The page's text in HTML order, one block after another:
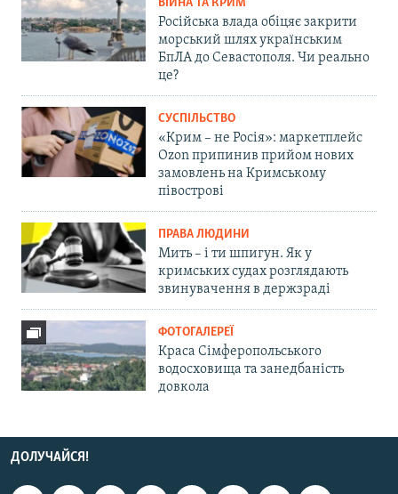
ВІЙНА ТА КРИМ
Російська влада обіцяє закрити
морський шлях українським
БпЛА до Севастополя. Чи реально
це?
СУСПІЛЬСТВО
«Крим – не Росія»: маркетплейс
Ozon припинив прийом нових
замовлень на Кримському
півострові
ПРАВА ЛЮДИНИ
Мить – і ти шпигун. Як у
кримських судах розглядають
звинувачення в держзраді
ФОТОГАЛЕРЕЇ
Краса Сімферопольського
водосховища та занедбаність
довкола
ДОЛУЧАЙСЯ!